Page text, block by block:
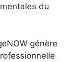
du
génère